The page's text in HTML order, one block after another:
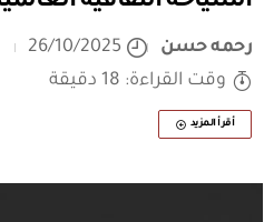
رحمه حسن
26/10/2025
وقت القراءة: 18 دقيقة
أقرأ المزيد